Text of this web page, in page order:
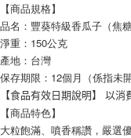
【商品規格】
品名：豐葵特級香瓜子（焦糖
淨重：150公克
產地：台灣
保存期限：12個月（係指未
【食品有效日期說明】 以
【商品特色】
大粒飽滿、噴香稱讚，嚴選